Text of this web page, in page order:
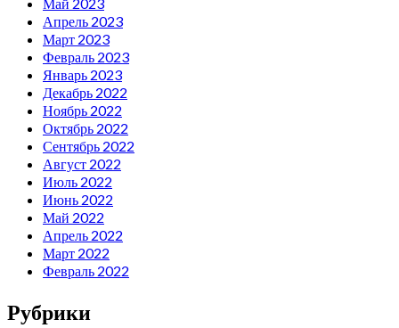
Апрель 2023
Март 2023
Февраль 2023
Январь 2023
Декабрь 2022
Ноябрь 2022
Октябрь 2022
Сентябрь 2022
Август 2022
Июль 2022
Июнь 2022
Май 2022
Апрель 2022
Март 2022
Февраль 2022
Рубрики